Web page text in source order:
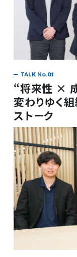
“将来性 ×
変わりゆく
ストーク